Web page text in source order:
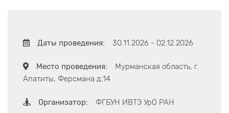
Даты проведения: 30.11.2026 - 02.12.2026
Место проведения:
Мурманская область, г.
Апатиты, Ферсмана д.14
Организатор: ФГБУН ИВТЭ УрО РАН